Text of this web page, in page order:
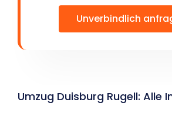
Unverbindlich
Umzug Duisburg Rugell: Alle